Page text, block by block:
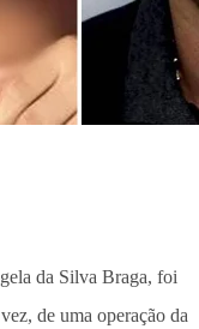
da Silva Braga, foi
de uma operação da